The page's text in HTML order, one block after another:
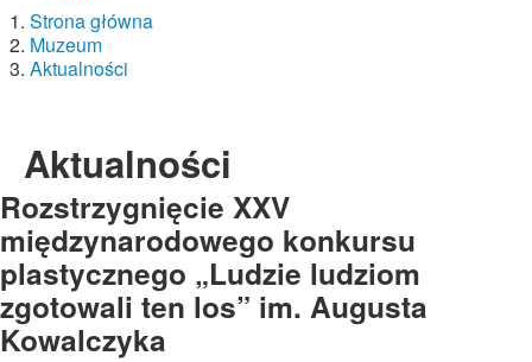
Strona główna
Muzeum
Aktualności
Aktualności
Rozstrzygnięcie XXV
międzynarodowego konkursu
plastycznego „Ludzie ludziom
zgotowali ten los” im. Augusta
Kowalczyka